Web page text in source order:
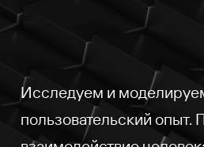
Исследуем и
пользовательский